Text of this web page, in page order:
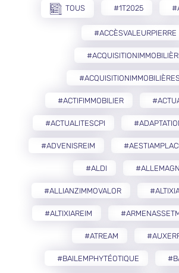
TOUS #1T2025
#ACCÈSVALEURPIERRE
#ACTIFIMMOBILIER
#ACTUALITESCPI
#ADVENISREIM
#ALDI
#ALLIANZIMMOVALOR
#ALTIXIAREIM
#ATREAM
#BAILEMPHYTÉOTIQUE